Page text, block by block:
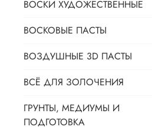
ВОСКИ ХУДОЖЕСТВЕННЫЕ
ВОСКОВЫЕ ПАСТЫ
ВОЗДУШНЫЕ 3D ПАСТЫ
ВСЁ ДЛЯ ЗОЛОЧЕНИЯ
ГРУНТЫ, МЕДИУМЫ И
ПОДГОТОВКА